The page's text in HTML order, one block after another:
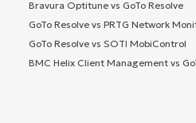
Bravura Optitune vs GoTo Resolve
GoTo Resolve vs PRTG Network
GoTo Resolve vs SOTI MobiControl
BMC Helix Client Management vs